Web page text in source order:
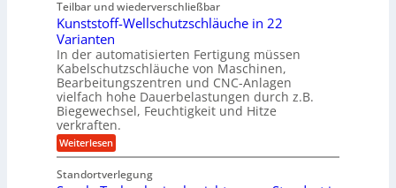
b
e
r
V
o
r
j
a
h
r
h
u
n
g
s
f
ö
r
d
e
r
t
r
a
s
c
h
a
l
l
s
e
u
g
e
l
g
e
w
i
n
d
e
Teilbar und wiederverschließbar
Kunststoff-Wellschutzschläuche in 22
Varianten
In der automatisierten Fertigung müssen
Kabelschutzschläuche von Maschinen,
Bearbeitungszentren und CNC-Anlagen
vielfach hohe Dauerbelastungen durch z.B.
Biegewechsel, Feuchtigkeit und Hitze
verkraften.
Weiterlesen:
K
n
Standortverlegung